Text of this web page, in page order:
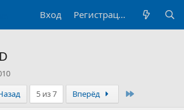
Вход Регистрация
5 из 7 Вперёд